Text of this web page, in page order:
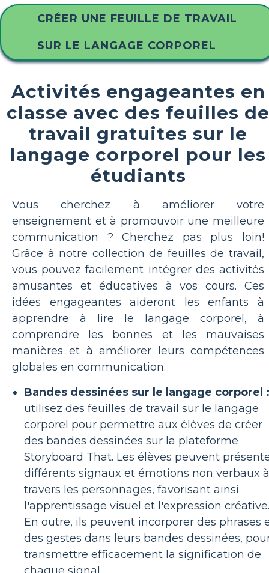
CRÉER UNE FEUILLE DE TRAVAIL
SUR LE LANGAGE CORPOREL
Activités engageantes en
classe avec des feuilles de
travail gratuites sur le
langage corporel pour les
étudiants
Vous cherchez à améliorer votre
enseignement et à promouvoir une meilleure
communication ? Cherchez pas plus loin!
Grâce à notre collection de feuilles de travail,
vous pouvez facilement intégrer des activités
amusantes et éducatives à vos cours. Ces
idées engageantes aideront les enfants à
apprendre à lire le langage corporel, à
comprendre les bonnes et les mauvaises
manières et à améliorer leurs compétences
globales en communication.
Bandes dessinées sur le langage corporel :
utilisez des feuilles de travail sur le langage
corporel pour permettre aux élèves de créer
des bandes dessinées sur la plateforme
Storyboard That. Les élèves peuvent
différents signaux et émotions non verbaux à
travers les personnages, favorisant ainsi
l'apprentissage visuel et l'expression créative.
En outre, ils peuvent incorporer des phrases
des gestes dans leurs bandes dessinées,
transmettre efficacement la signification de